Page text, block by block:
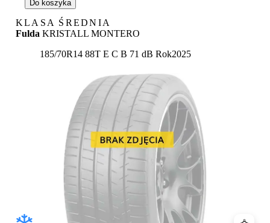
Do koszyka
KLASA ŚREDNIA
Fulda KRISTALL MONTERO
185/70R14 88T Etykieta:
E C B 71 dB Rok2025